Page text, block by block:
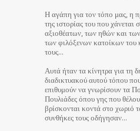
Η αγάπη για τον τόπο μας, η
της ιστορίας του που
αξιοθέατων, των ηθών και
των φιλόξενων κατοίκων του
τους…
Αυτά ήταν τα κίνητρα για τη
διαδικτυακού αυτού τόπου
επιθυμούν να γνωρίσουν τα
Πουλιάδες όπου γης που
βρίσκονται κοντά στο χωριό
συνθήκες τους οδήγησαν…